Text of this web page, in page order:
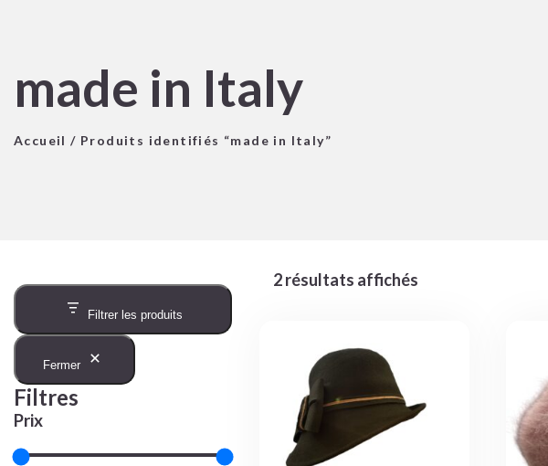
made in Italy
Accueil / Produits identifiés “made in Italy”
2 résultats affichés
Filtrer les produits
Fermer
Filtres
Prix